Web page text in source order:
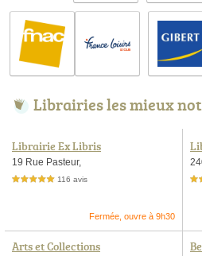
Librairies les mieux
Librairie Ex Libris
19 Rue Pasteur,
5,0 étoiles sur 5 116 avis
Fermée, ouvre à 9h30
5,0
Arts et Collections